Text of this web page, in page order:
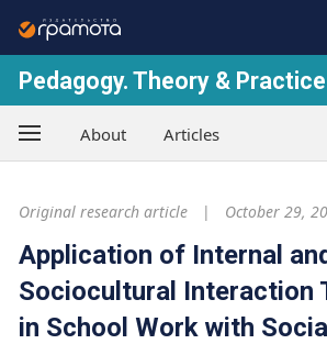
Pedagogy. Theory & Practice
About Articles
Original research article October 29,
Application of Internal
Sociocultural Interaction
in School Work with